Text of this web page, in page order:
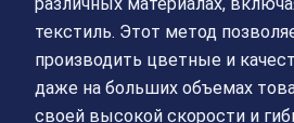
текстиль. Этот метод
производить цветные и
даже на больших объемах
своей высокой скорости и